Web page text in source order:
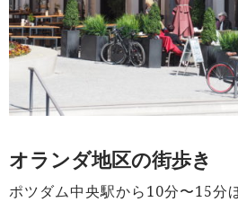
オランダ地区の街歩き
ポツダム中央駅から10分〜15分